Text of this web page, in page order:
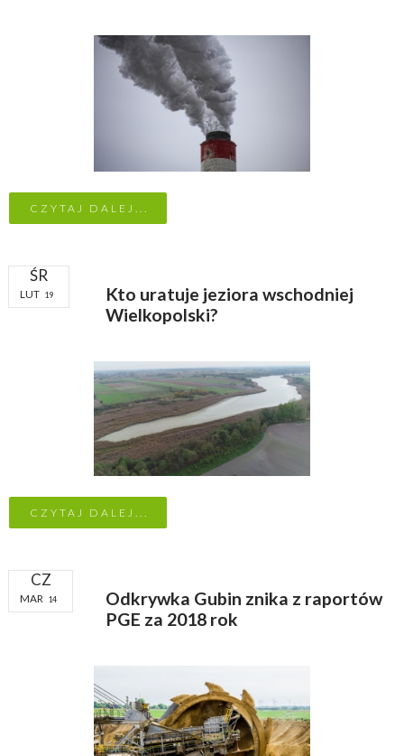
CZYTAJ DALEJ...
ŚR
LUT 19
Kto uratuje jeziora wschodniej
Wielkopolski?
CZYTAJ DALEJ...
CZ
MAR 14
Odkrywka Gubin znika z raportów
PGE za 2018 rok